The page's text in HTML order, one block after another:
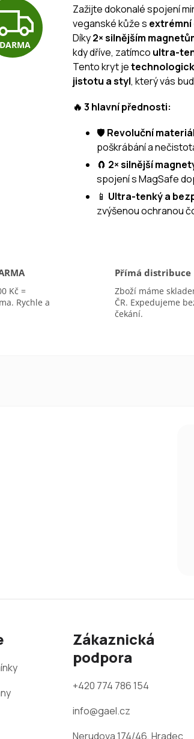
Z
D
Zažijte dokonalé spojení
veganské kůže s
Díky2× silnějším
kdy dříve, zatímco ultra-
Tento kryt je
jistotu a styl, který vás
🔥 3 hlavní přednosti:
🛡️ Revoluční
poškrábání a
🧲 2× silnější
spojení s MagSafe
📱 Ultra-tenký a
zvýšenou ochranou
Kč =
Rychle a
Přímá distribuce
Zboží máme
ČR. Expedujeme
čekání.
Zákaznická
podpora
+420 774 786 154
info@gael.cz
Nerudova 174/46, Hradec